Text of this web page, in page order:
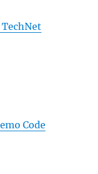
Code